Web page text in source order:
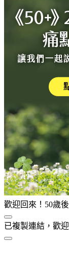
歡迎回來！50歲
已複製連結，歡迎